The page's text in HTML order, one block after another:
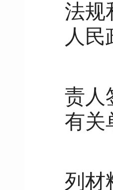
法规
人民
责人
有关
列材